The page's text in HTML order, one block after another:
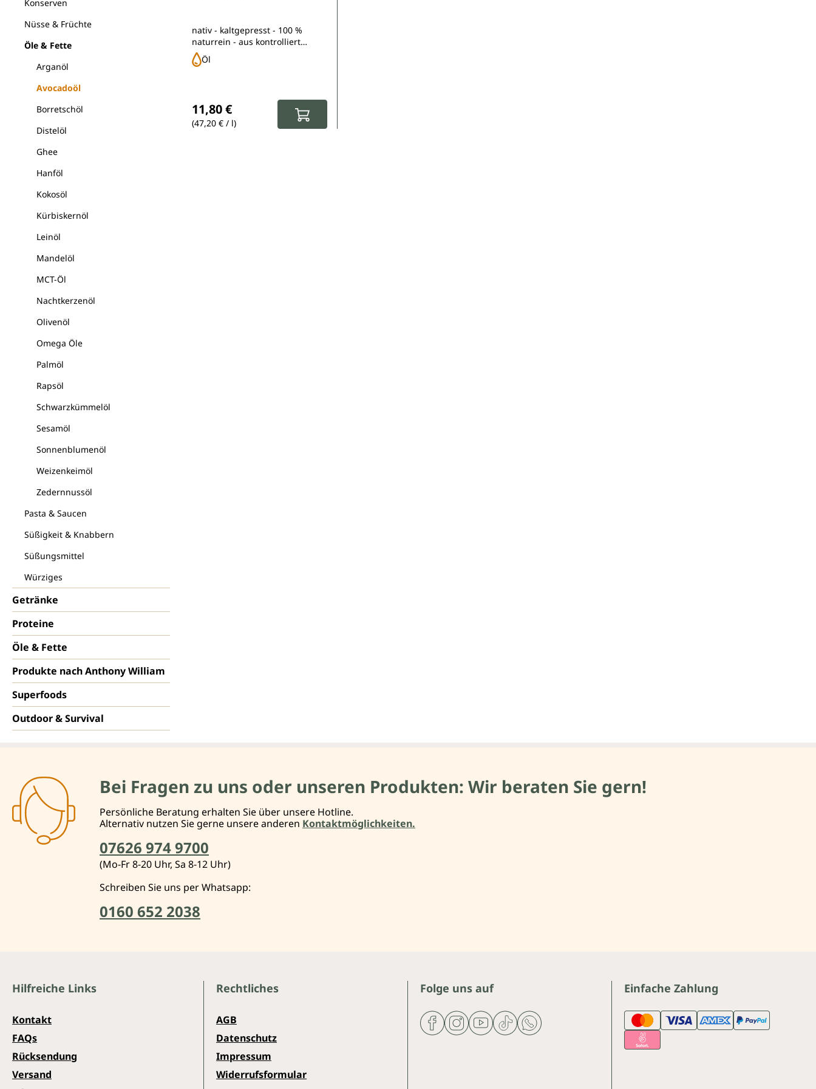
Konserven
Nüsse & Früchte
Öle & Fette
Arganöl
Avocadoöl
Borretschöl
Distelöl
Ghee
Hanföl
Kokosöl
Kürbiskernöl
Leinöl
Mandelöl
MCT-Öl
Nachtkerzenöl
Olivenöl
Omega Öle
Palmöl
Rapsöl
Schwarzkümmelöl
Sesamöl
Sonnenblumenöl
Weizenkeimöl
Zedernnussöl
Pasta & Saucen
Süßigkeit & Knabbern
Süßungsmittel
Würziges
Getränke
Proteine
Öle & Fette
Produkte nach Anthony William
Superfoods
Outdoor & Survival
nativ - kaltgepresst - 100 %
naturrein - aus kontrolliert
biologischem Anbau
Öl
11,80 €
(47,20 € / l)
Bei Fragen zu uns oder unseren Produkten: Wir beraten Sie gern!
Persönliche Beratung erhalten Sie über unsere Hotline.
Alternativ nutzen Sie gerne unsere anderen Kontaktmöglichkeiten.
07626 974 9700
(Mo-Fr 8-20 Uhr, Sa 8-12 Uhr)
Schreiben Sie uns per Whatsapp:
0160 652 2038
Folge uns auf Einfache Zahlung
Hilfreiche Links
Kontakt
FAQs
Rücksendung
Versand
Rechtliches
AGB
Datenschutz
Impressum
Widerrufsformular